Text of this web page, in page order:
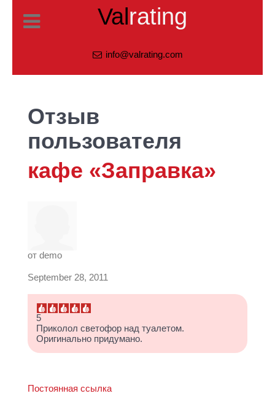
Valrating
info@valrating.com
Отзыв
пользователя
кафе «Заправка»
от demo
September 28, 2011
5
Приколол светофор над туалетом.
Оригинально придумано.
Постоянная ссылка